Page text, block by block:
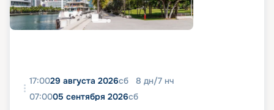
17:0029 августа 2026сб 8 дн/7 нч
07:0005 сентября 2026сб